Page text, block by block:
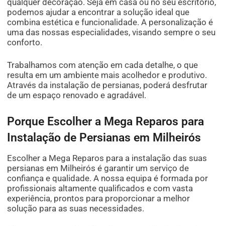
podemos ajudar a encontrar a solução ideal que
combina estética e funcionalidade. A personalização é
uma das nossas especialidades, visando sempre o seu
conforto.
Trabalhamos com atenção em cada detalhe, o que
resulta em um ambiente mais acolhedor e produtivo.
Através da instalação de persianas, poderá desfrutar
de um espaço renovado e agradável.
Porque Escolher a Mega Reparos para
Instalação de Persianas em Milheirós
Escolher a Mega Reparos para a instalação das suas
persianas em Milheirós é garantir um serviço de
confiança e qualidade. A nossa equipa é formada por
profissionais altamente qualificados e com vasta
experiência, prontos para proporcionar a melhor
solução para as suas necessidades.